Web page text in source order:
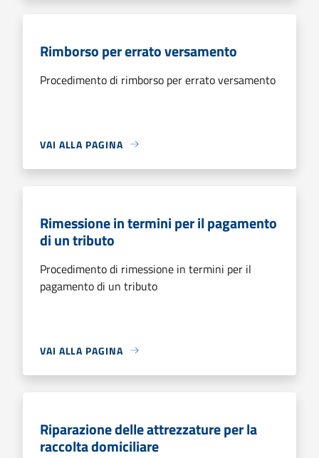
Rimborso per errato versamento
Procedimento di rimborso per errato versamento
VAI ALLA PAGINA
Rimessione in termini per il pagamento
di un tributo
Procedimento di rimessione in termini per il
pagamento di un tributo
VAI ALLA PAGINA
Riparazione delle attrezzature per la
raccolta domiciliare